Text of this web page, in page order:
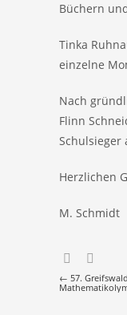
Büchern
Tinka
einzelne
Nach
Flinn
Schulsieger
Herzlichen
M. Schmidt
← 57.